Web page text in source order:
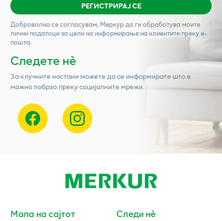
РЕГИСТРИРАЈ СЕ
Доброволно се согласувам, Меркурда ги обработува моите
лични податоци за цели на информирање на клиентите преку е-
пошта.
Следете нѐ
За клучните настани можете да се информирате што е
можно побрзо преку социјалните мрежи.
Мапа на сајтот Следи нè